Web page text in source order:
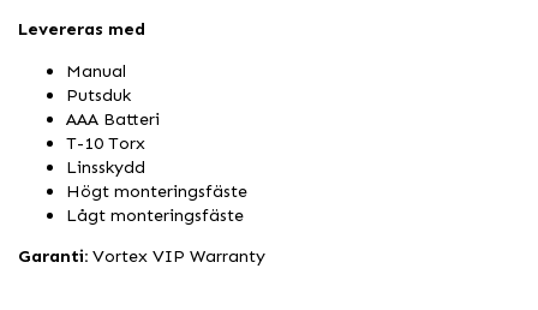
Levereras med
Manual
Putsduk
AAA Batteri
T-10 Torx
Linsskydd
Högt monteringsfäste
Lågt monteringsfäste
Garanti: Vortex VIP Warranty